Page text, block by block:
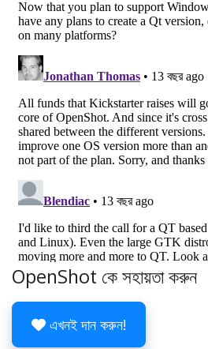
OpenShot কে সহায়তা করুন
এখনই দান করুন!